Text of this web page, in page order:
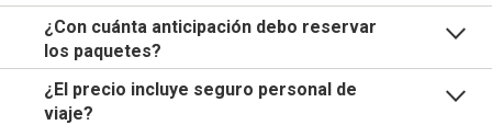
¿Con cuánta anticipación debo reservar
los paquetes?
¿El precio incluye seguro personal de
viaje?